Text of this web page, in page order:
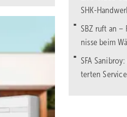
SHK-
SBZ ruft an –
nisse beim
SFA
terten